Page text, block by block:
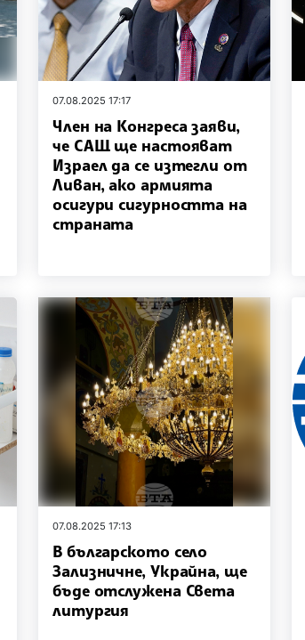
07.08.2025 17:17
Член на Конгреса заяви,
че САЩ ще настояват
Израел да се изтегли от
Ливан, ако армията
осигури сигурността на
страната
07.08.2025 17:13
В българското село
Зализничне, Украйна, ще
бъде отслужена Света
литургия